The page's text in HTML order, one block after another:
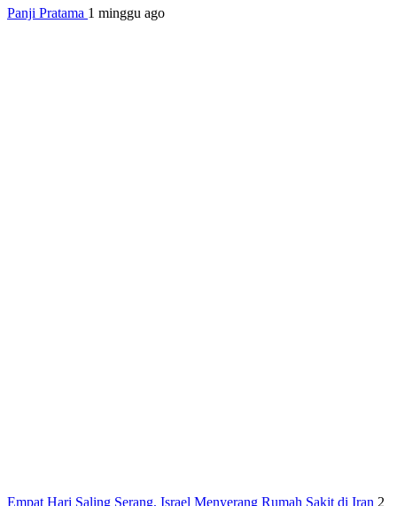
Panji Pratama 1 minggu ago
Empat Hari Saling Serang, Israel Menyerang Rumah Sakit di Iran 2